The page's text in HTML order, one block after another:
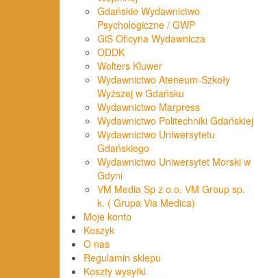
Gdańskie Wydawnictwo
Psychologiczne / GWP
GiS Oficyna Wydawnicza
ODDK
Wolters Kluwer
Wydawnictwo Ateneum-Szkoły
Wyższej w Gdańsku
Wydawnictwo Marpress
Wydawnictwo Politechniki Gdańskiej
Wydawnictwo Uniwersytetu
Gdańskiego
Wydawnictwo Uniwersytet Morski w
Gdyni
VM Media Sp z o.o. VM Group sp.
k. ( Grupa Via Medica)
Moje konto
Koszyk
O nas
Regulamin sklepu
Koszty wysyłki